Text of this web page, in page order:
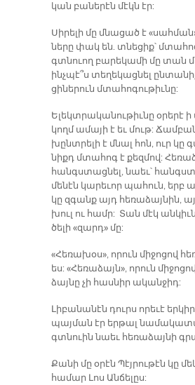
կան բա­նե­րէն մէկն էր:
Սի­րե­լի մը մնա­ցած է
նե­րը փակ են. տնե­ցիք՝
գտնուող բա­րե­կա­մի մը տան
ինչ­պէ՞ս տե­ղե­կաց­նել
ցի­նե­րուն մտա­հո­գու­թիւ­նը:
Ե­լեկտ­րա­կա­նու­թիւ­նը օ­րե­րէ
կողմ ա­մա­յի է եւ մութ:
խընտ­րե­լի է մնալ հոն, ուր
նիքդ մտա­հոգ է քեզ­մով:
հանգս­տաց­նել, նաեւ՝
մենէն կա­րե­ւոր պա­հուն, երբ
կը զգանք այդ հե­ռա­ձայ­նին,
խուլ ու համր: Տան մէկ
ծե­լի «զարդ» մը:
«Հե­ռա­խօս», ո­րուն մի­ջո­ցով
ես: «Հե­ռա­ձայն», ո­րուն
ձայ­նը չի հաս­նիր ա­կան­ջիդ:
Լի­բա­նա­նէն դուրս ո­րե­ւէ
պայ­ման էր եր­թալ
գտնուին նաեւ հե­ռա­ձայ­նի
Քա­նի մը օ­րէն Պէյ­րու­թէն կը
հա­մար Լոս Ան­ճե­լըս: